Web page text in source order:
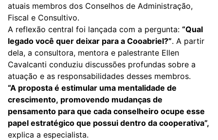
atuais membros dos Conselhos de Administração,
Fiscal e Consultivo.
A reflexão central foi lançada com a pergunta: “Qual
legado você quer deixar para a Cooabriel?”. A partir
dela, a consultora, mentora e palestrante Ellen
Cavalcanti conduziu discussões profundas sobre a
atuação e as responsabilidades desses membros.
“A proposta é estimular uma mentalidade de
crescimento, promovendo mudanças de
pensamento para que cada conselheiro ocupe esse
papel estratégico que possui dentro da cooperativa”,
explica a especialista.